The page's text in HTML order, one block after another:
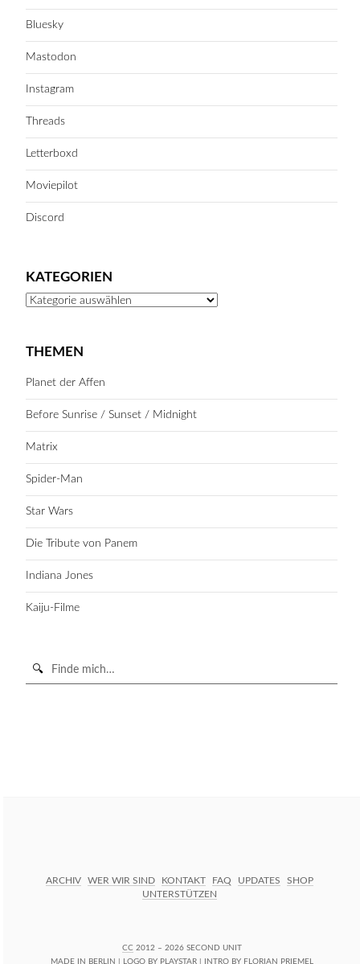
Bluesky
Mastodon
Instagram
Threads
Letterboxd
Moviepilot
Discord
KATEGORIEN
Kategorien
THEMEN
Planet der Affen
Before Sunrise / Sunset / Midnight
Matrix
Spider-Man
Star Wars
Die Tribute von Panem
Indiana Jones
Kaiju-Filme
Suche
ARCHIV WER WIR SIND KONTAKT FAQ UPDATES
SHOP
UNTERSTÜTZEN
CC 2012 – 2026 SECOND UNIT
MADE IN BERLIN | LOGO BY PLAYSTAR| INTRO BY FLORIAN PRIEMEL